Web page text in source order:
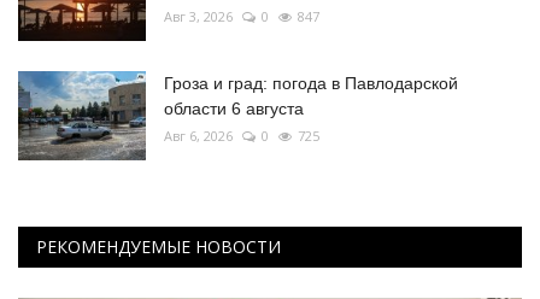
Авг 3, 2026 0 847
Гроза и град: погода в Павлодарской
области 6 августа
Авг 6, 2026 0 725
РЕКОМЕНДУЕМЫЕ НОВОСТИ